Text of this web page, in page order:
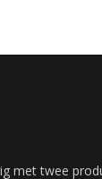
met twee